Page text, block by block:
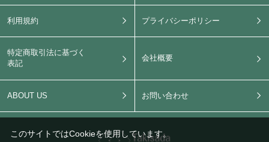
利用規約 プライバシーポリシー
特定商取引法に基づく
表記
会社概要
ABOUT US お問い合わせ
このサイトではCookieを使用しています。